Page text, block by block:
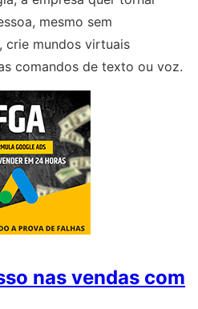
mesmo sem
crie mundos virtuais
comandos de texto ou voz.
nas vendas com